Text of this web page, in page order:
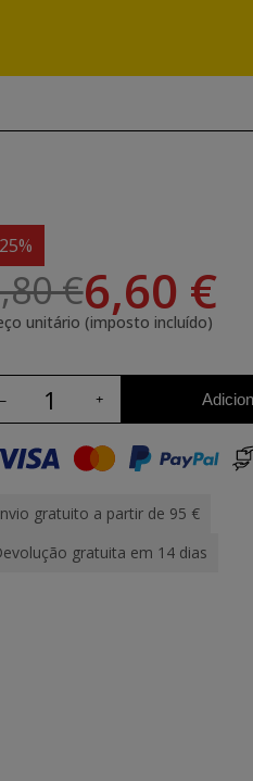
€6,60 €
unitário (imposto incluído)
gratuito a partir de 95 €
gratuita em 14 dias